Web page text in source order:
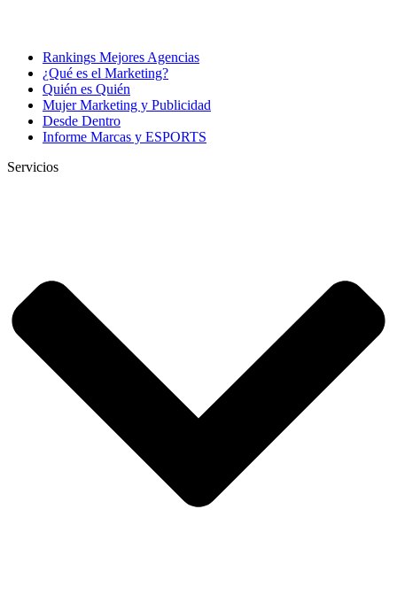
Rankings Mejores Agencias
¿Qué es el Marketing?
Quién es Quién
Mujer Marketing y Publicidad
Desde Dentro
Informe Marcas y ESPORTS
Servicios